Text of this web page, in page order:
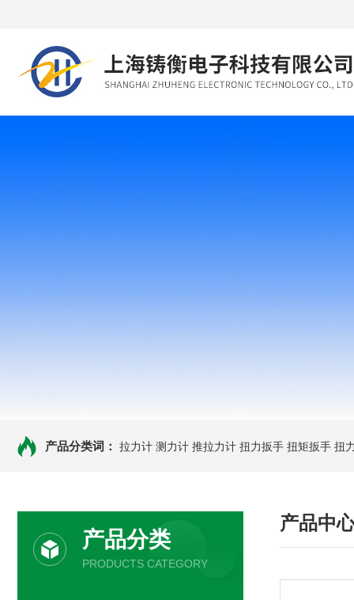
产品分类词： 拉力计 测力计 推拉力计 扭力扳手 扭矩扳手 扭
产品分类
PRODUCTS CATEGORY
产品中